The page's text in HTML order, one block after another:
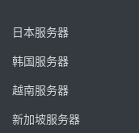
日本服务器
韩国服务器
越南服务器
新加坡服务器